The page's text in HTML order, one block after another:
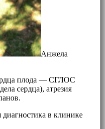
Анжела
плода — СГЛОС
сердца), атрезия
в клинике